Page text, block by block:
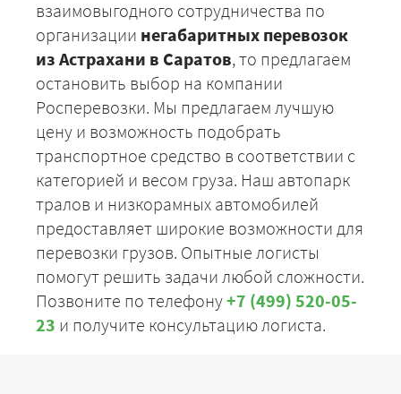
взаимовыгодного сотрудничества по
организации негабаритных перевозок
из Астрахани в Саратов, то предлагаем
остановить выбор на компании
Росперевозки. Мы предлагаем лучшую
цену и возможность подобрать
транспортное средство в соответствии с
категорией и весом груза. Наш автопарк
тралов и низкорамных автомобилей
предоставляет широкие возможности для
перевозки грузов. Опытные логисты
помогут решить задачи любой сложности.
Позвоните по телефону+7 (499) 520-05-
23 и получите консультацию логиста.